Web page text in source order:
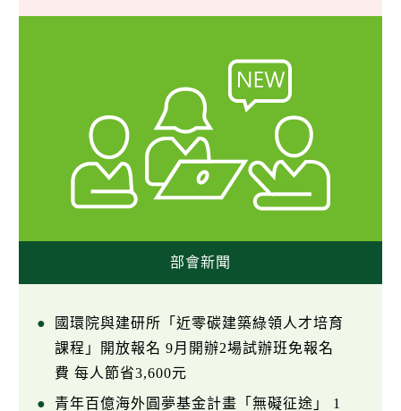
部會新聞
國環院與建研所「近零碳建築綠領人才培育
課程」開放報名 9月開辦2場試辦班免報名
費 每人節省3,600元
青年百億海外圓夢基金計畫「無礙征途」 1